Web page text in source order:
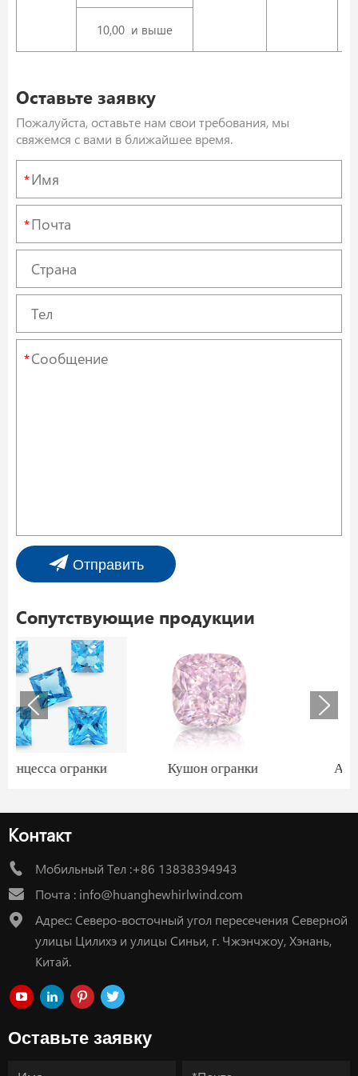
10,00 и выше
Оставьте заявку
Пожалуйста, оставьте нам свои требования, мы
свяжемся с вами в ближайшее время.
*
*
*
Отправить
Сопутствующие продукции
Кушон огранки
Ашер огранки
Контакт
Мобильный Тел :+86 13838394943
Почта : info@huanghewhirlwind.com
Адрес: Северо-восточный угол пересечения Северной
улицы Цилихэ и улицы Синьи, г. Чжэнчжоу, Хэнань,
Китай.
Оставьте заявку